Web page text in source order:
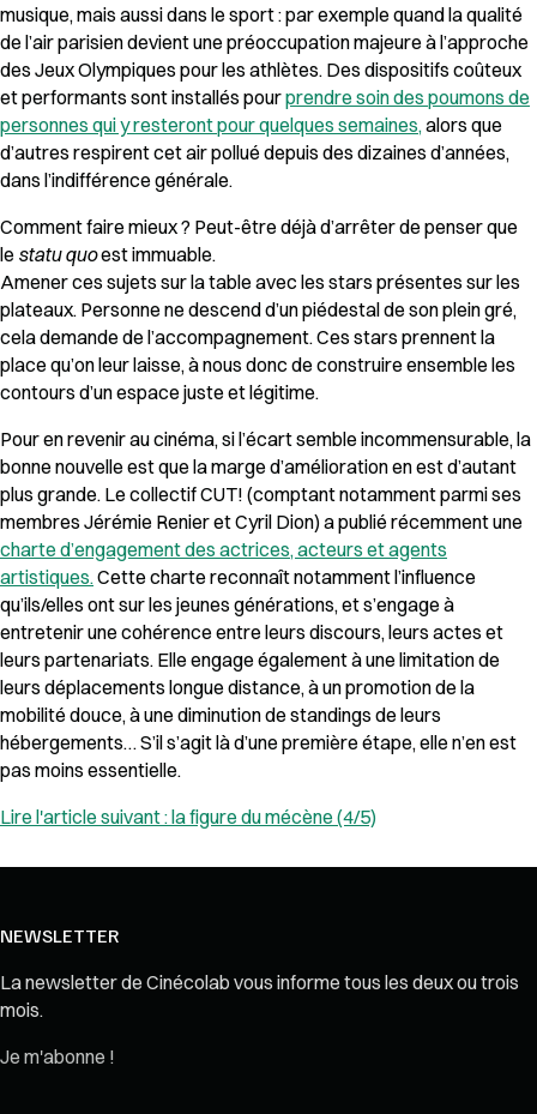
musique, mais aussi dans le sport : par exemple quand la qualité
de l’air parisien devient une préoccupation majeure à l’approche
des Jeux Olympiques pour les athlètes. Des dispositifs coûteux
et performants sont installés pourprendre soin des poumons de
personnes qui y resteront pour quelques semaines, alors que
d’autres respirent cet air pollué depuis des dizaines d’années,
dans l’indifférence générale.
Comment faire mieux ? Peut-être déjà d’arrêter de penser que
le statu quoest immuable.
Amener ces sujets sur la table avec les stars présentes sur les
plateaux. Personne ne descend d’un piédestal de son plein gré,
cela demande de l’accompagnement. Ces stars prennent la
place qu’on leur laisse, à nous donc de construire ensemble les
contours d’un espace juste et légitime.
Pour en revenir au cinéma, si l’écart semble incommensurable, la
bonne nouvelle est que la marge d’amélioration en est d’autant
plus grande. Le collectif CUT! (comptant notamment parmi ses
membres Jérémie Renier et Cyril Dion) a publié récemment une
charte d’engagement des actrices, acteurs et agents
artistiques. Cette charte reconnaît notamment l’influence
qu’ils/elles ont sur les jeunes générations, et s’engage à
entretenir une cohérence entre leurs discours, leurs actes et
leurs partenariats. Elle engage également à une limitation de
leurs déplacements longue distance, à un promotion de la
mobilité douce, à une diminution de standings de leurs
hébergements… S’il s’agit là d’une première étape, elle n’en est
pas moins essentielle.
Lire l'article suivant : la figure du mécène (4/5)
NEWSLETTER
La newsletter de Cinécolab vous informe tous les deux ou trois
mois.
Je m'abonne !